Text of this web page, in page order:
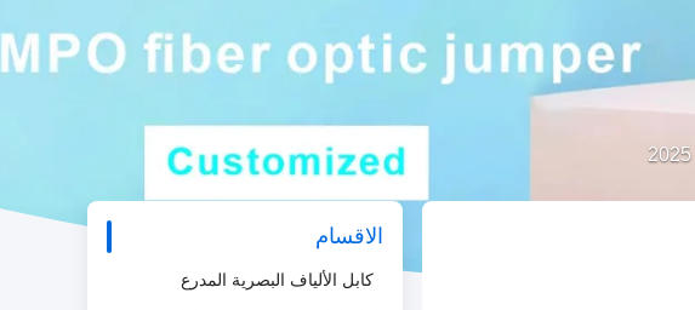
الاقسام
كابل الألياف البصرية المدرع